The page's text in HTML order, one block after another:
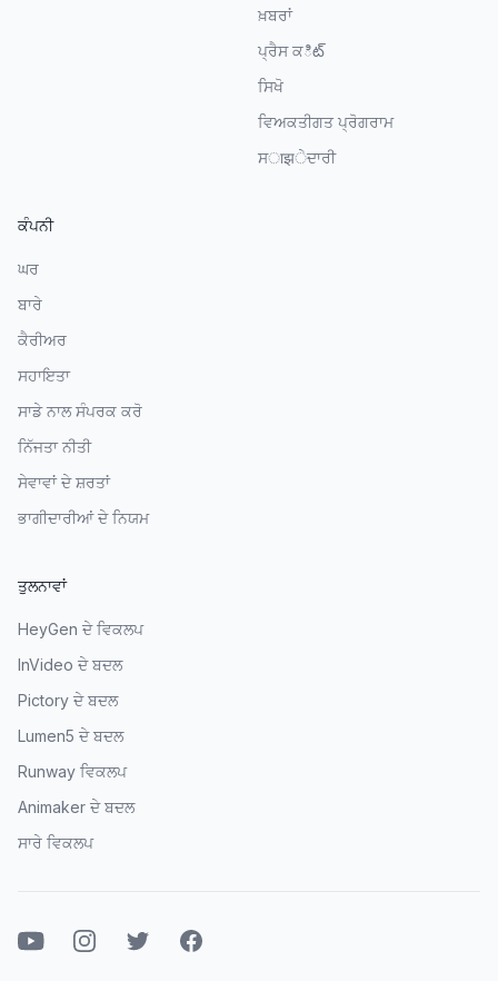
ਖ਼ਬਰਾਂ
ਪ੍ਰੈਸ ਕిట్
ਸਿਖੋ
ਵਿਅਕਤੀਗਤ ਪ੍ਰੋਗਰਾਮ
ਸाझੇਦਾਰੀ
ਕੰਪਨੀ
ਘਰ
ਬਾਰੇ
ਕੈਰੀਅਰ
ਸਹਾਇਤਾ
ਸਾਡੇ ਨਾਲ ਸੰਪਰਕ ਕਰੋ
ਨਿੱਜਤਾ ਨੀਤੀ
ਸੇਵਾਵਾਂ ਦੇ ਸ਼ਰਤਾਂ
ਭਾਗੀਦਾਰੀਆਂ ਦੇ ਨਿਯਮ
ਤੁਲਨਾਵਾਂ
HeyGen ਦੇ ਵਿਕਲਪ
InVideo ਦੇ ਬਦਲ
Pictory ਦੇ ਬਦਲ
Lumen5 ਦੇ ਬਦਲ
Runway ਵਿਕਲਪ
Animaker ਦੇ ਬਦਲ
ਸਾਰੇ ਵਿਕਲਪ
ਯੂਟਿਊਬ ਇੰਸਟਾਗ੍ਰਾਮ
ਟਵਿੱਟਰ ਫੇਸਬੁੱਕ